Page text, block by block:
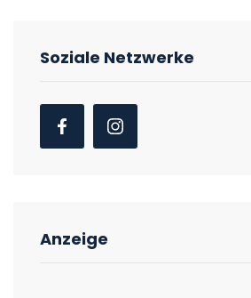
Soziale Netzwerke
Anzeige